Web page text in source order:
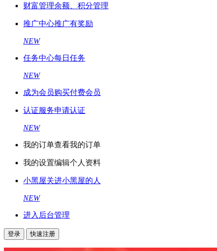
财富管理余额、积分管理
推广中心推广有奖励
NEW
任务中心每日任务
NEW
成为会员购买付费会员
认证服务申请认证
NEW
我的订单查看我的订单
我的设置编辑个人资料
小黑屋关进小黑屋的人
NEW
进入后台管理
登录 快速注册